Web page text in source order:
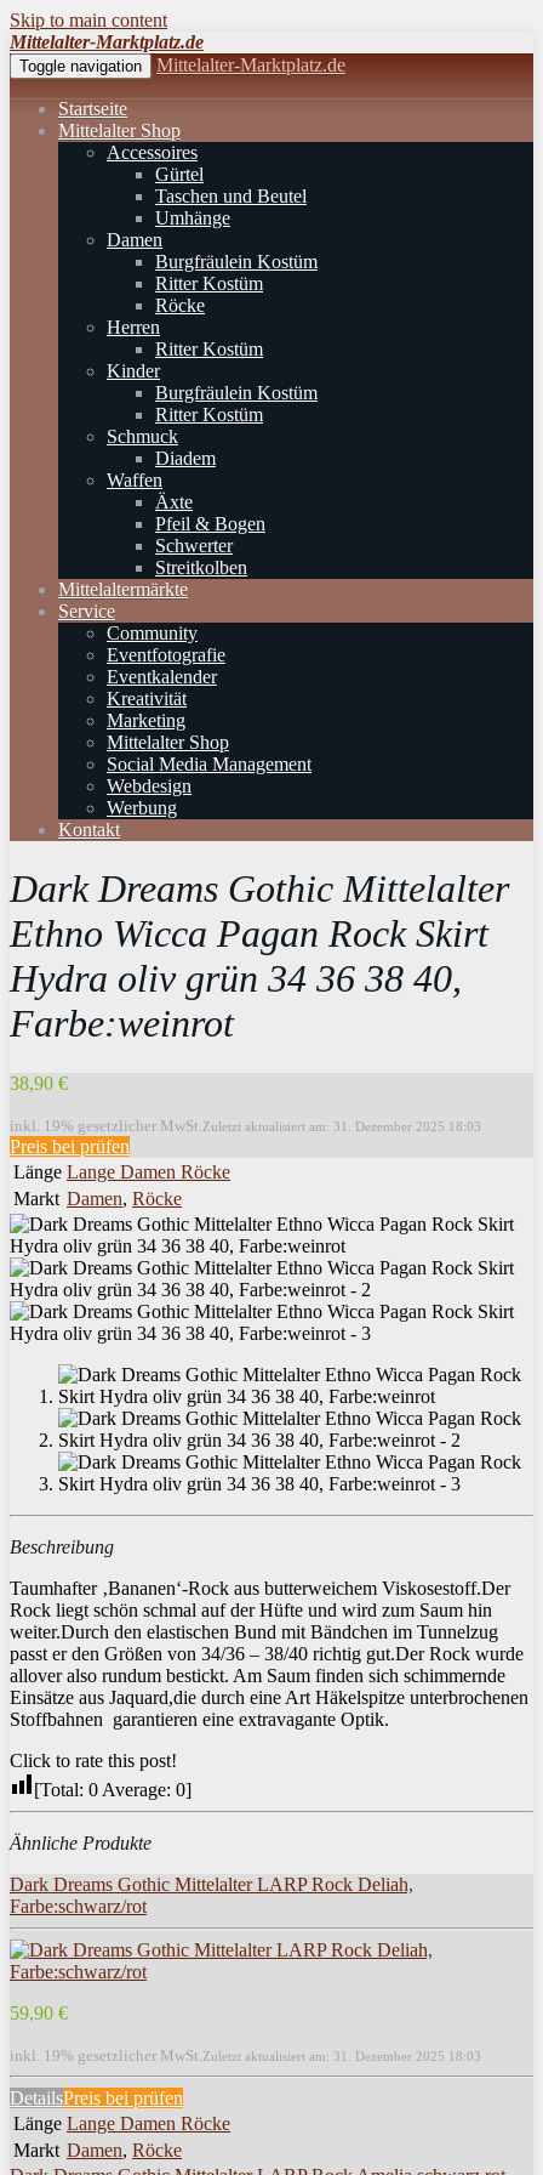
Skip to main content
Mittelalter-Marktplatz.de
Toggle navigation Mittelalter-Marktplatz.de
Startseite
Mittelalter Shop
Accessoires
Gürtel
Taschen und Beutel
Umhänge
Damen
Burgfräulein Kostüm
Ritter Kostüm
Röcke
Herren
Ritter Kostüm
Kinder
Burgfräulein Kostüm
Ritter Kostüm
Schmuck
Diadem
Waffen
Äxte
Pfeil & Bogen
Schwerter
Streitkolben
Mittelaltermärkte
Service
Community
Eventfotografie
Eventkalender
Kreativität
Marketing
Mittelalter Shop
Social Media Management
Webdesign
Werbung
Kontakt
Dark Dreams Gothic Mittelalter
Ethno Wicca Pagan Rock Skirt
Hydra oliv grün 34 36 38 40,
Farbe:weinrot
38,90 €
inkl. 19% gesetzlicher MwSt. Zuletzt aktualisiert am: 31. Dezember 2025 18:03
Preis bei prüfen
Länge Lange Damen Röcke
Markt Damen, Röcke
Beschreibung
Taumhafter ‚Bananen‘-Rock aus butterweichem Viskosestoff.Der
Rock liegt schön schmal auf der Hüfte und wird zum Saum hin
weiter.Durch den elastischen Bund mit Bändchen im Tunnelzug
passt er den Größen von 34/36 – 38/40 richtig gut.Der Rock wurde
allover also rundum bestickt. Am Saum finden sich schimmernde
Einsätze aus Jaquard,die durch eine Art Häkelspitze unterbrochenen
Stoffbahnen garantieren eine extravagante Optik.
Click to rate this post!
[Total: 0 Average: 0]
Ähnliche Produkte
Dark Dreams Gothic Mittelalter LARP Rock Deliah,
Farbe:schwarz/rot
59,90 €
inkl. 19% gesetzlicher MwSt. Zuletzt aktualisiert am: 31. Dezember 2025 18:03
DetailsPreis bei prüfen
Länge Lange Damen Röcke
Markt Damen, Röcke